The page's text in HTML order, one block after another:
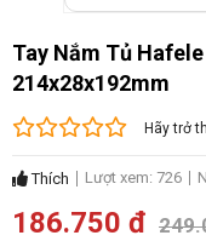
Tay Nắm Tủ
214x28x192mm
Hãy trở
Thích Lượt xem: 726
186.750 đ